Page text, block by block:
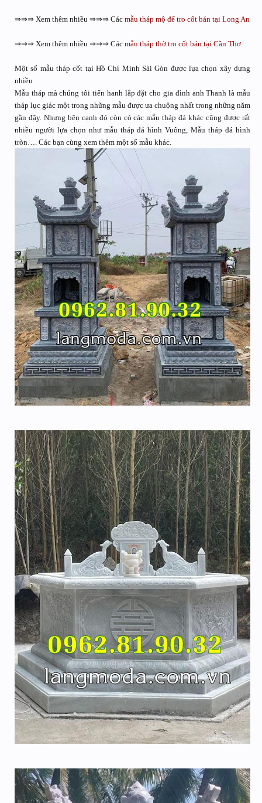
⇒⇒⇒ Xem thêm nhiều ⇒⇒⇒ Các mẫu tháp mộ để tro cốt bán tại Long An
⇒⇒⇒ Xem thêm nhiều ⇒⇒⇒ Các mẫu tháp thờ tro cốt bán tại Cần Thơ
Một số mẫu tháp cốt tại Hồ Chí Minh Sài Gòn được lựa chọn xây dựng
nhiều
Mẫu tháp mà chúng tôi tiến hanh lắp đặt cho gia đình anh Thanh là mẫu
tháp lục giác một trong những mẫu được ưa chuộng nhất trong những năm
gần đây. Nhưng bên cạnh đó còn có các mẫu tháp đá khác cũng được rất
nhiều người lựa chọn như mẫu tháp đá hình Vuông, Mẫu tháp đá hình
tròn…. Các bạn cùng xem thêm một số mẫu khác.